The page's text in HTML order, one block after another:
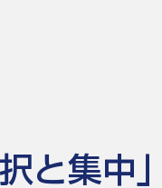
択と集中